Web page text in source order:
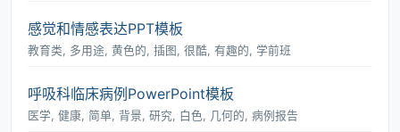
感觉和情感表达PPT模板
教育类, 多用途, 黄色的, 插图, 很酷, 有趣的, 学前班
呼吸科临床病例PowerPoint模板
医学, 健康, 简单, 背景, 研究, 白色, 几何的, 病例报告